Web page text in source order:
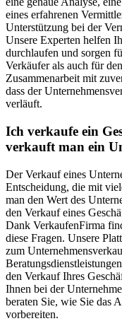
eines erfahrenen
Unterstützung bei der
Unsere Experten helfen
durchlaufen und sorgen
Verkäufer als auch für
Zusammenarbeit mit
dass der
verläuft.
Ich verkaufe ein
verkauft man ein
Der Verkauf eines
Entscheidung, die mit
man den Wert des
den Verkauf eines
Dank VerkaufenFirma
diese Fragen. Unsere
zum
den Verkauf Ihres
Ihnen bei der
beraten Sie, wie Sie das
vorbereiten.